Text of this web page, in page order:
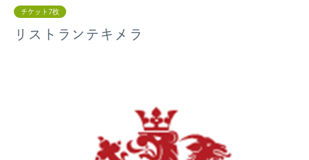
チケット7枚
リストランテキメラ